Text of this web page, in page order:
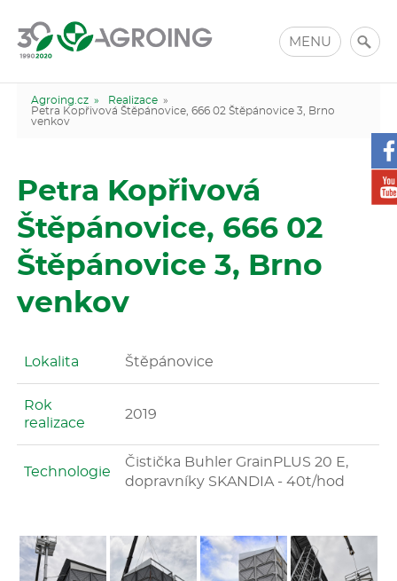
MENU
Agroing.cz » Realizace »
Petra Kopřivová Štěpánovice, 666 02 Štěpánovice 3, Brno
venkov
Petra Kopřivová
Štěpánovice, 666 02
Štěpánovice 3, Brno
venkov
Lokalita Štěpánovice
Rok
realizace
2019
Technologie
Čistička Buhler GrainPLUS 20 E,
dopravníky SKANDIA - 40t/hod